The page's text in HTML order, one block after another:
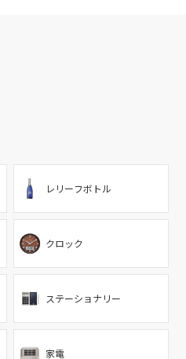
レリーフボトル
クロック
ステーショナリー
家電